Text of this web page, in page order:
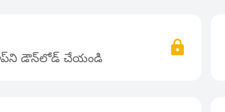
డౌన్‌లోడ్ చేయండి